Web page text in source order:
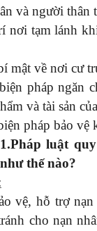
và người thân
nơi tạm lánh
mật về nơi cư
pháp ngăn
và tài sản
pháp bảo vệ
luật
thế nào?
vệ, hỗ trợ
cho nạn